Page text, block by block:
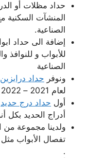
حداد مظلات أو
المنشآت السكنية
الصناعية.
إضافة الى حداد
للأبواب و للنوافذ
الصناعية
ونوفر حداد درابزين
لعام 2021 – 2022 .
أول حداد درج حديد
أدراج الحديد بكل
ولدينا مجموعة
تفصال الأبواب مثل
.